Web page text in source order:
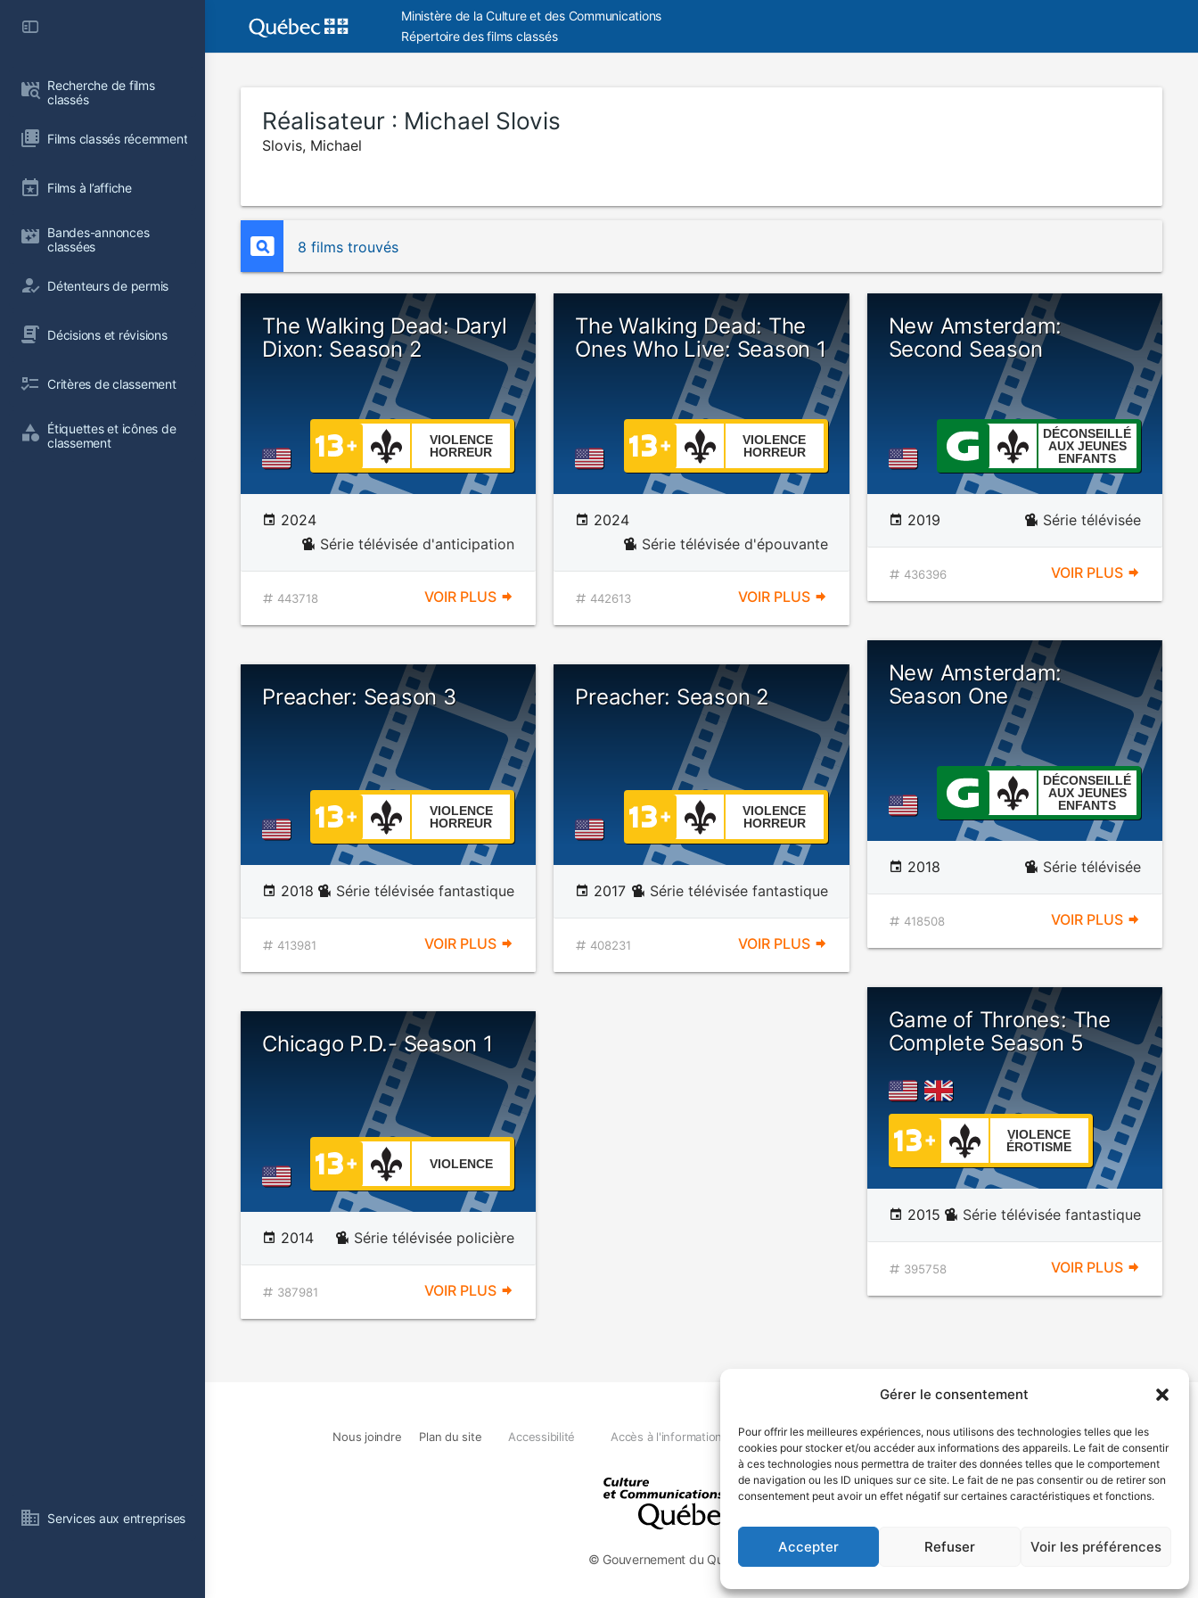
Gérer le consentement
Pour offrir les meilleures expériences, nous utilisons des technologies telles que les
cookies pour stocker et/ou accéder aux informations des appareils. Le fait de consentir
à ces technologies nous permettra de traiter des données telles que le comportement
de navigation ou les ID uniques sur ce site. Le fait de ne pas consentir ou de retirer son
consentement peut avoir un effet négatif sur certaines caractéristiques et fonctions.
Accepter Refuser Voir les préférences
Recherche de films
classés
Films classés récemment
Films à l’affiche
Bandes-annonces
classées
Détenteurs de permis
Décisions et révisions
Critères de classement
Étiquettes et icônes de
classement
Services aux entreprises
Ministère de la Culture et des Communications
Répertoire des films classés
Réalisateur : Michael Slovis
Slovis, Michael
8 films trouvés
The Walking Dead: Daryl
Dixon: Season 2
VIOLENCE
HORREUR
2024
Série télévisée d'anticipation
443718 VOIR PLUS
The Walking Dead: The
Ones Who Live: Season 1
VIOLENCE
HORREUR
2024
Série télévisée d'épouvante
442613 VOIR PLUS
New Amsterdam:
Second Season
DÉCONSEILLÉ
AUX JEUNES
ENFANTS
2019 Série télévisée
436396 VOIR PLUS
New Amsterdam:
Season One
DÉCONSEILLÉ
AUX JEUNES
ENFANTS
2018 Série télévisée
418508 VOIR PLUS
Preacher: Season 3
VIOLENCE
HORREUR
2018 Série télévisée fantastique
413981 VOIR PLUS
Preacher: Season 2
VIOLENCE
HORREUR
2017 Série télévisée fantastique
408231 VOIR PLUS
Game of Thrones: The
Complete Season 5
VIOLENCE
ÉROTISME
2015 Série télévisée fantastique
395758 VOIR PLUS
Chicago P.D.- Season 1
VIOLENCE
2014 Série télévisée policière
387981 VOIR PLUS
© Gouvernement du Québec, 2026
Nous joindre Plan du site Accessibilité Accès à l'information Déclaration de services Politique de confidentialité